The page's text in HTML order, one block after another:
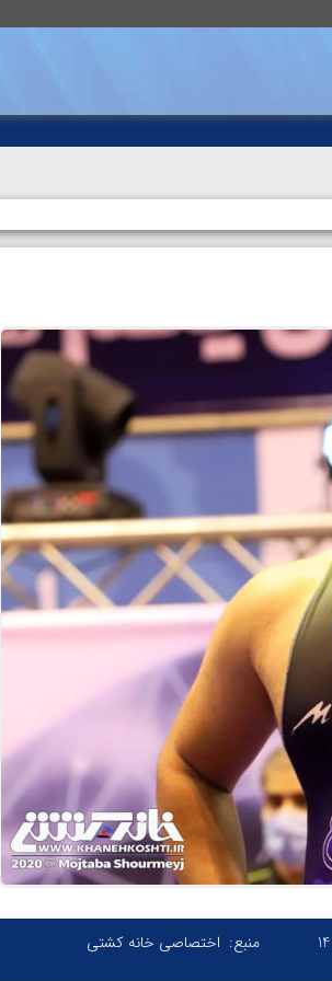
منبع: اختصاصی خانه کشتی